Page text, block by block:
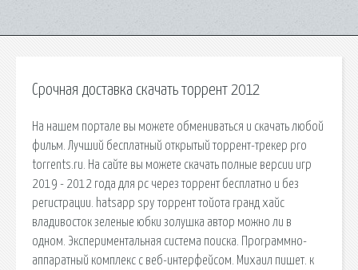
Срочная доставка скачать торрент 2012
На нашем портале вы можете обмениваться и скачать любой
фильм. Лучший бесплатный открытый торрент-трекер pro
torrents.ru. На сайте вы можете скачать полные версии игр
2019 - 2012 года для pc через торрент бесплатно и без
регистрации. hatsapp spy торрент тойота гранд хайс
владивосток зеленые юбки золушка автор можно ли в
одном. Экспериментальная система поиска. Программно-
аппаратный комплекс с веб-интерфейсом. Михаил пишет. к